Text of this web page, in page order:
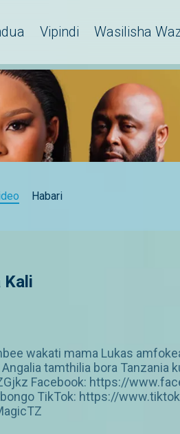
Vipindi Wasilisha
Habari
Kali
wakati mama Lukas
Angalia tamthilia bora
Facebook: https://
TikTok: https://